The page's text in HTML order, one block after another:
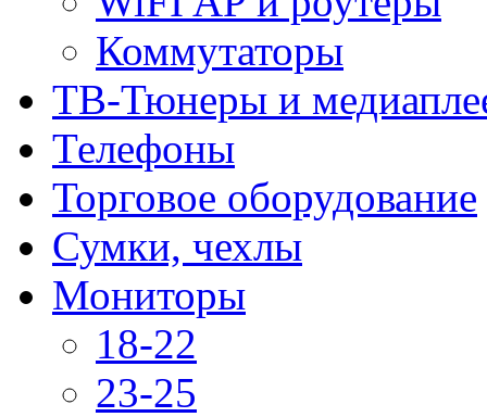
Коммутаторы
ТВ-Тюнеры и
Телефоны
Торговое оборудование
Сумки, чехлы
Мониторы
18-22
23-25